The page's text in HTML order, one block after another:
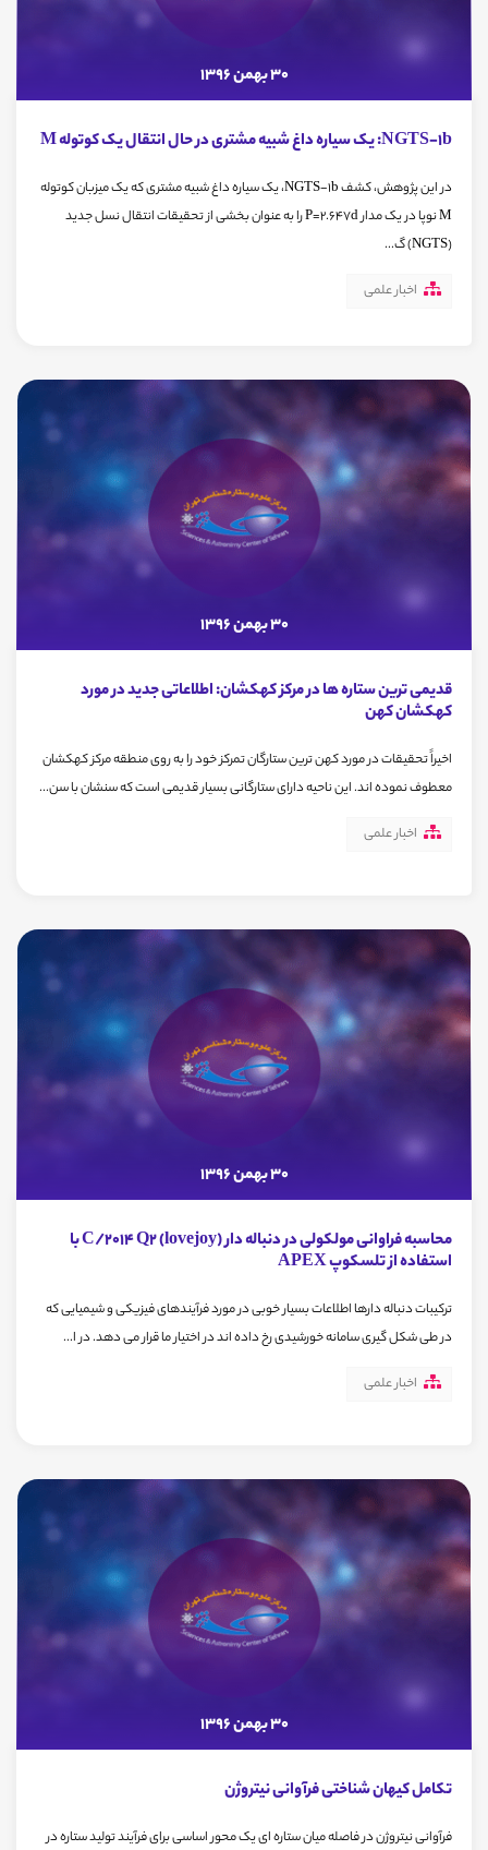
30 بهمن 1396
NGTS-1b: یک سیاره داغ شبیه مشتری در حال انتقال یک کوتوله M
در این پژوهش، کشف NGTS-1b، یک سیاره داغ شبیه مشتری که یک میزبان کوتوله
M نوپا در یک مدار P=2.647d را به عنوان بخشی از تحقیقات انتقال نسل جدید
(NGTS) گ...
اخبار علمی
30 بهمن 1396
قدیمی ترین ستاره ها در مرکز کهکشان: اطلاعاتی جدید در مورد
کهکشان کهن
اخیراً تحقیقات در مورد کهن ترین ستارگان تمرکز خود را به روی منطقه مرکز کهکشان
معطوف نموده اند. این ناحیه دارای ستارگانی بسیار قدیمی است که سنشان با سن...
اخبار علمی
30 بهمن 1396
محاسبه فراوانی مولکولی در دنباله دار C/2014 Q2 (lovejoy) با
استفاده از تلسکوپ APEX
ترکیبات دنباله دارها اطلاعات بسیار خوبی در مورد فرآیندهای فیزیکی و شیمیایی که
در طی شکل گیری سامانه خورشیدی رخ داده اند در اختیار ما قرار می دهد. در ا...
اخبار علمی
30 بهمن 1396
تکامل کیهان شناختی فرآوانی نیتروژن
فرآوانی نیتروژن در فاصله میان ستاره ای یک محور اساسی برای فرآیند تولید ستاره در